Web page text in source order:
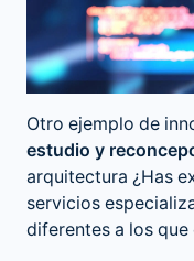
Otro ejemplo de
estudio y
arquitectura ¿Has
servicios
diferentes a los que